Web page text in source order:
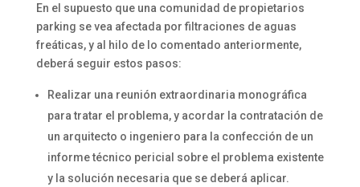
En el supuesto que una comunidad de propietarios
parking se vea afectada por filtraciones de aguas
freáticas, y al hilo de lo comentado anteriormente,
deberá seguir estos pasos:
Realizar una reunión extraordinaria monográfica
para tratar el problema, y acordar la contratación de
un arquitecto o ingeniero para la confección de un
informe técnico pericial sobre el problema existente
y la solución necesaria que se deberá aplicar.